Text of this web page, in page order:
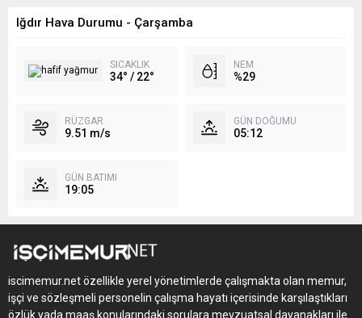
Iğdır Hava Durumu - Çarşamba
SICAKLIK
34° / 22°
NEM
%29
RÜZGAR
9.51 m/s
GÜN DOĞUMU
05:12
GÜN BATIMI
19:05
iscimemur.net özellikle yerel yönetimlerde çalışmakta olan memur,
işçi ve sözleşmeli personelin çalışma hayatı içerisinde karşılaştıkları
özlük yada maaş konularındaki sorulara mevzuatsal dayanakları ile